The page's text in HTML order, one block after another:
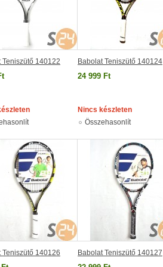
Teniszütő 140122 Babolat Teniszütő 140124
24 999 Ft
Nincs készleten
Összehasonlít
Teniszütő 140126 Babolat Teniszütő 140127